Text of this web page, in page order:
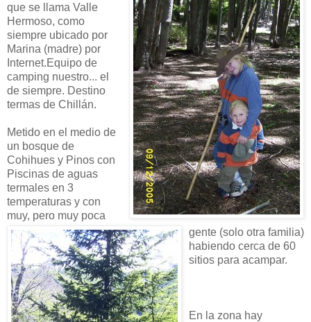
que se llama Valle
Hermoso, como
siempre ubicado por
Marina (madre) por
Internet.Equipo de
camping nuestro... el
de siempre. Destino
termas de Chillán.
Metido en el medio de
un bosque de
Cohihues y Pinos con
Piscinas de aguas
termales en 3
temperaturas y con
muy, pero muy poca
gente (solo otra familia)
habiendo cerca de 60
sitios para acampar.
En la zona hay